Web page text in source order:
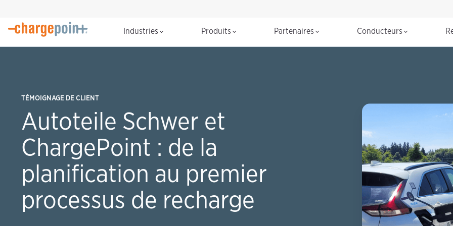
Industries Produits Partenaires Conducteurs
TÉMOIGNAGE DE CLIENT
Autoteile Schwer et
ChargePoint : de la
planification au premier
processus de recharge